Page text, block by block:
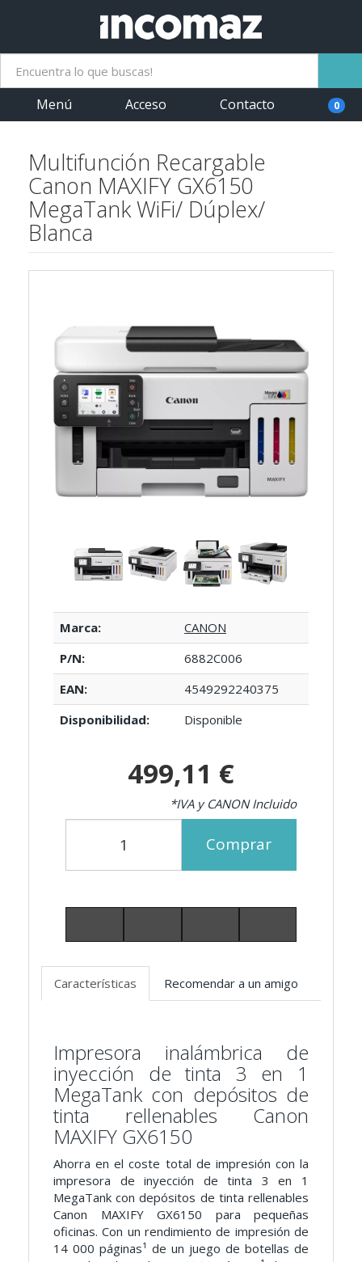
Menú Acceso Contacto 0
Multifunción Recargable
Canon MAXIFY GX6150
MegaTank WiFi/ Dúplex/
Blanca
Marca:
CANON
P/N:
6882C006
EAN:
4549292240375
Disponibilidad:
Disponible
499,11 €
*IVA y CANON Incluido
Comprar
Características Recomendar a un amigo
Impresora inalámbrica de
inyección de tinta 3 en 1
MegaTank con depósitos de
tinta rellenables Canon
MAXIFY GX6150
Ahorra en el coste total de impresión con la
impresora de inyección de tinta 3 en 1
MegaTank con depósitos de tinta rellenables
Canon MAXIFY GX6150 para pequeñas
oficinas. Con un rendimiento de impresión de
14 000 páginas¹ de un juego de botellas de